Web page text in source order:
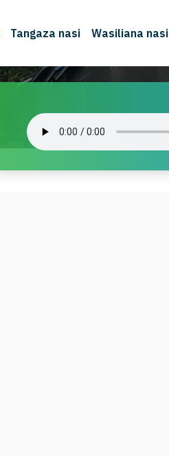
Tangaza nasi Wasiliana nasi